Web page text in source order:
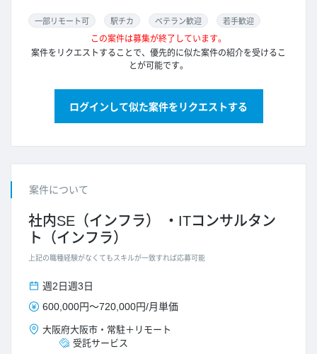
一部リモート可 駅チカ ベテラン歓迎 若手歓迎
この案件は募集が終了しています。
案件をリクエストすることで、優先的に似た案件の紹介を受けるこ
とが可能です。
ログインして似た案件をリクエストする
案件について
社内SE（インフラ）
ITコンサルタン
ト（インフラ）
上記の職種経験がなくてもスキルが一致すれば応募可能
週2日週3日
600,000円～720,000円/月単価
大阪府大阪市 ・ 常駐＋リモート
受託サービス